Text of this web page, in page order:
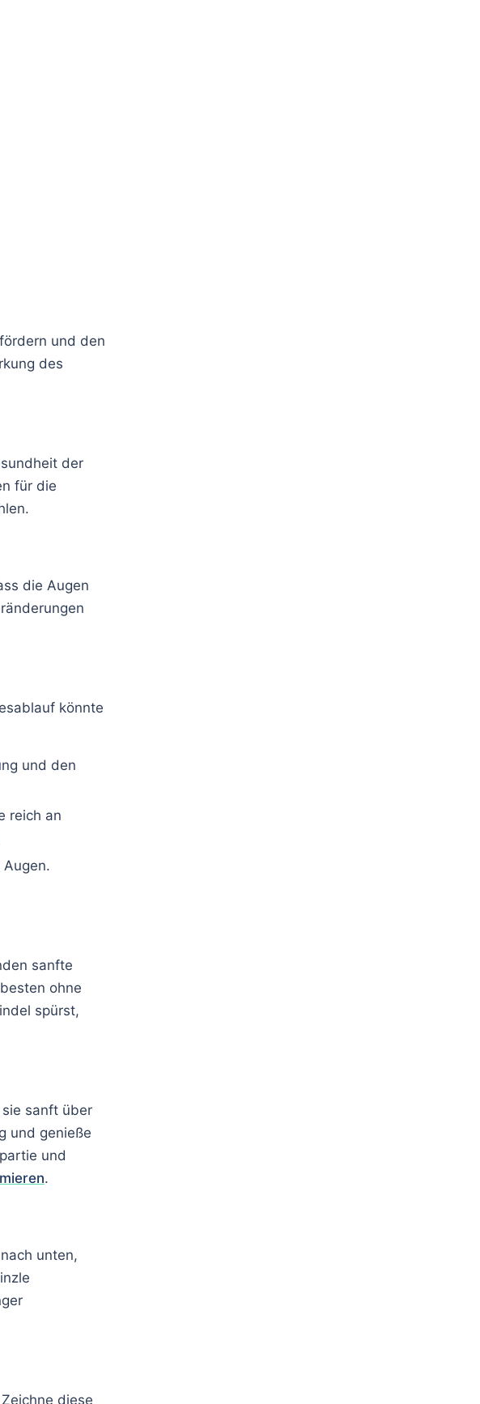
und den
des
der
für die
die Augen
könnte
und den
reich an
sanfte
ohne
spürst,
sanft über
und genieße
und
.
unten,
diese